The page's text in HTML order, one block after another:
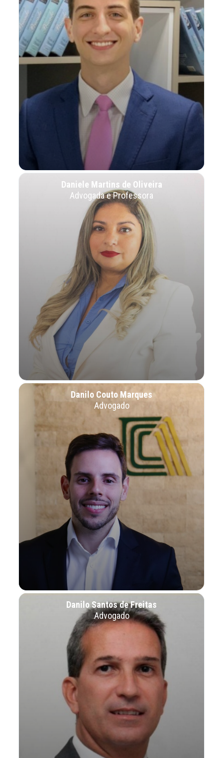
Daniele Martins de Oliveira
Advogada e Professora
Danilo Couto Marques
Advogado
Danilo Santos de Freitas
Advogado